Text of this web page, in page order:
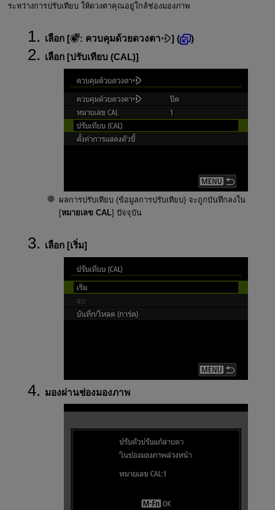
ระหว่างการปรับเทียบ ให้ดวงตาคุณอยู่ใกล้ช่องมองภาพ
เลือก [ : ควบคุมด้วยดวงตา ] (
)
เลือก [ปรับเทียบ (CAL)]
ผลการปรับเทียบ (ข้อมูลการปรับเทียบ) จะถูกบันทึกลงใน
[หมายเลข CAL] ปัจจุบัน
เลือก [เริ่ม]
มองผ่านช่องมองภาพ